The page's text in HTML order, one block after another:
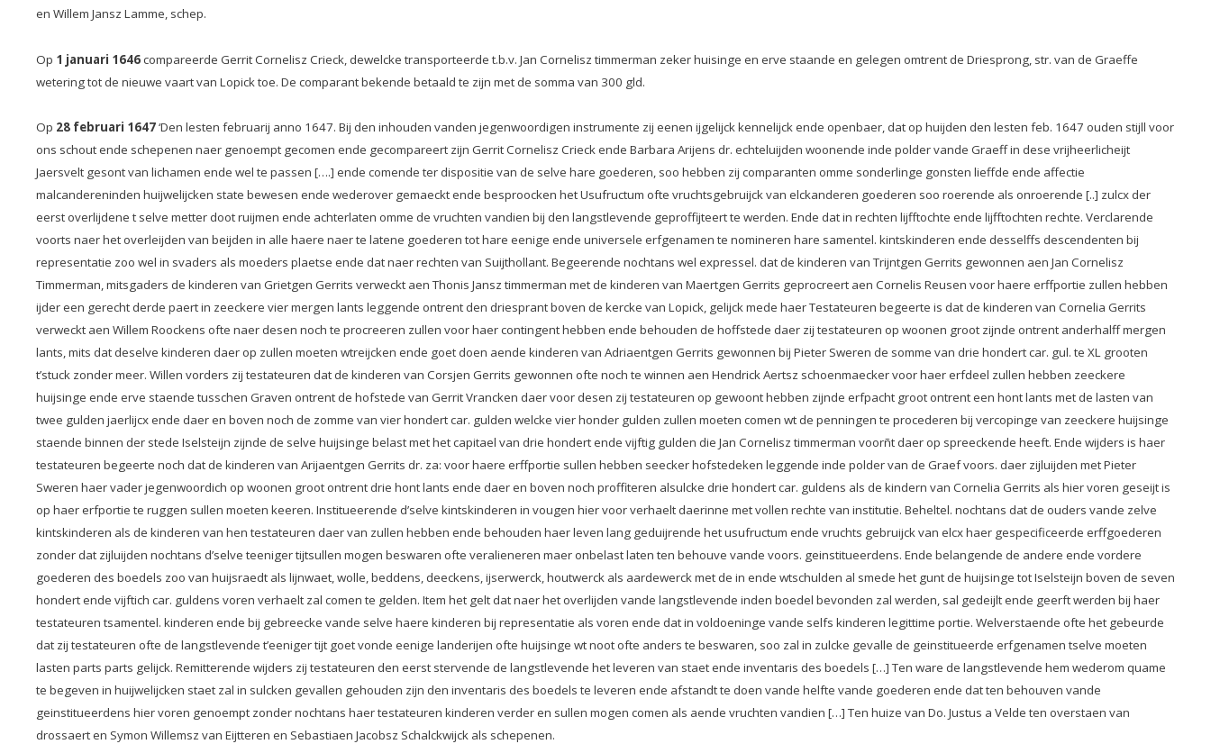
en Willem Jansz Lamme, schep.
Op 1 januari 1646compareerde Gerrit Cornelisz Crieck, dewelcke transporteerde t.b.v. Jan Cornelisz timmerman zeker huisinge en erve staande en gelegen omtrent de Driesprong, str. van de Graeffe
wetering tot de nieuwe vaart van Lopick toe. De comparant bekende betaald te zijn met de somma van 300 gld.
Op 28 februari 1647‘Den lesten februarij anno 1647. Bij den inhouden vanden jegenwoordigen instrumente zij eenen ijgelijck kennelijck ende openbaer, dat op huijden den lesten feb. 1647 ouden stijll voor
ons schout ende schepenen naer genoempt gecomen ende gecompareert zijn Gerrit Cornelisz Crieck ende Barbara Arijens dr. echteluijden woonende inde polder vande Graeff in dese vrijheerlicheijt
Jaersvelt gesont van lichamen ende wel te passen [….] ende comende ter dispositie van de selve hare goederen, soo hebben zij comparanten omme sonderlinge gonsten lieffde ende affectie
malcandereninden huijwelijcken state bewesen ende wederover gemaeckt ende besproocken het Usufructum ofte vruchtsgebruijck van elckanderen goederen soo roerende als onroerende [..] zulcx der
eerst overlijdene t selve metter doot ruijmen ende achterlaten omme de vruchten vandien bij den langstlevende geproffijteert te werden. Ende dat in rechten lijfftochte ende lijfftochten rechte. Verclarende
voorts naer het overleijden van beijden in alle haere naer te latene goederen tot hare eenige ende universele erfgenamen te nomineren hare samentel. kintskinderen ende desselffs descendenten bij
representatie zoo wel in svaders als moeders plaetse ende dat naer rechten van Suijthollant. Begeerende nochtans wel expressel. dat de kinderen van Trijntgen Gerrits gewonnen aen Jan Cornelisz
Timmerman, mitsgaders de kinderen van Grietgen Gerrits verweckt aen Thonis Jansz timmerman met de kinderen van Maertgen Gerrits geprocreert aen Cornelis Reusen voor haere erffportie zullen hebben
ijder een gerecht derde paert in zeeckere vier mergen lants leggende ontrent den driesprant boven de kercke van Lopick, gelijck mede haer Testateuren begeerte is dat de kinderen van Cornelia Gerrits
verweckt aen Willem Roockens ofte naer desen noch te procreeren zullen voor haer contingent hebben ende behouden de hoffstede daer zij testateuren op woonen groot zijnde ontrent anderhalff mergen
lants, mits dat deselve kinderen daer op zullen moeten wtreijcken ende goet doen aende kinderen van Adriaentgen Gerrits gewonnen bij Pieter Sweren de somme van drie hondert car. gul. te XL grooten
t’stuck zonder meer. Willen vorders zij testateuren dat de kinderen van Corsjen Gerrits gewonnen ofte noch te winnen aen Hendrick Aertsz schoenmaecker voor haer erfdeel zullen hebben zeeckere
huijsinge ende erve staende tusschen Graven ontrent de hofstede van Gerrit Vrancken daer voor desen zij testateuren op gewoont hebben zijnde erfpacht groot ontrent een hont lants met de lasten van
twee gulden jaerlijcx ende daer en boven noch de zomme van vier hondert car. gulden welcke vier honder gulden zullen moeten comen wt de penningen te procederen bij vercopinge van zeeckere huijsinge
staende binnen der stede Iselsteijn zijnde de selve huijsinge belast met het capitael van drie hondert ende vijftig gulden die Jan Cornelisz timmerman voorñt daer op spreeckende heeft. Ende wijders is haer
testateuren begeerte noch dat de kinderen van Arijaentgen Gerrits dr. za: voor haere erffportie sullen hebben seecker hofstedeken leggende inde polder van de Graef voors. daer zijluijden met Pieter
Sweren haer vader jegenwoordich op woonen groot ontrent drie hont lants ende daer en boven noch proffiteren alsulcke drie hondert car. guldens als de kindern van Cornelia Gerrits als hier voren geseijt is
op haer erfportie te ruggen sullen moeten keeren. Institueerende d’selve kintskinderen in vougen hier voor verhaelt daerinne met vollen rechte van institutie. Beheltel. nochtans dat de ouders vande zelve
kintskinderen als de kinderen van hen testateuren daer van zullen hebben ende behouden haer leven lang geduijrende het usufructum ende vruchts gebruijck van elcx haer gespecificeerde erffgoederen
zonder dat zijluijden nochtans d’selve teeniger tijtsullen mogen beswaren ofte veralieneren maer onbelast laten ten behouve vande voors. geinstitueerdens. Ende belangende de andere ende vordere
goederen des boedels zoo van huijsraedt als lijnwaet, wolle, beddens, deeckens, ijserwerck, houtwerck als aardewerck met de in ende wtschulden al smede het gunt de huijsinge tot Iselsteijn boven de seven
hondert ende vijftich car. guldens voren verhaelt zal comen te gelden. Item het gelt dat naer het overlijden vande langstlevende inden boedel bevonden zal werden, sal gedeijlt ende geerft werden bij haer
testateuren tsamentel. kinderen ende bij gebreecke vande selve haere kinderen bij representatie als voren ende dat in voldoeninge vande selfs kinderen legittime portie. Welverstaende ofte het gebeurde
dat zij testateuren ofte de langstlevende t’eeniger tijt goet vonde eenige landerijen ofte huijsinge wt noot ofte anders te beswaren, soo zal in zulcke gevalle de geinstitueerde erfgenamen tselve moeten
lasten parts parts gelijck. Remitterende wijders zij testateuren den eerst stervende de langstlevende het leveren van staet ende inventaris des boedels […] Ten ware de langstlevende hem wederom quame
te begeven in huijwelijcken staet zal in sulcken gevallen gehouden zijn den inventaris des boedels te leveren ende afstandt te doen vande helfte vande goederen ende dat ten behouven vande
geinstitueerdens hier voren genoempt zonder nochtans haer testateuren kinderen verder en sullen mogen comen als aende vruchten vandien […] Ten huize van Do. Justus a Velde ten overstaen van
drossaert en Symon Willemsz van Eijtteren en Sebastiaen Jacobsz Schalckwijck als schepenen.